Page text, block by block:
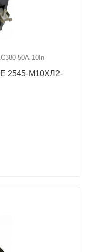
50А-10In
2545-М10ХЛ2-